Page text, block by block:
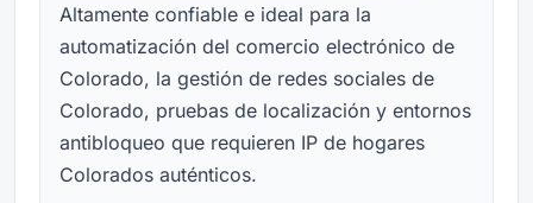
Altamente confiable e ideal para la
automatización del comercio electrónico de
Colorado, la gestión de redes sociales de
Colorado, pruebas de localización y entornos
antibloqueo que requieren IP de hogares
Colorados auténticos.